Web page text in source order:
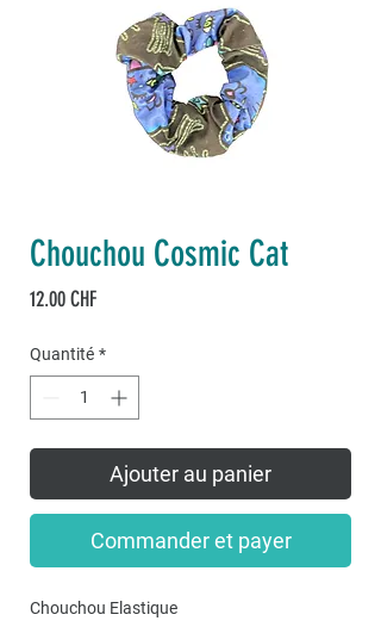
Chouchou Cosmic Cat
12.00 CHFPrix
Quantité *
Ajouter au panier
Commander et payer
Chouchou Elastique